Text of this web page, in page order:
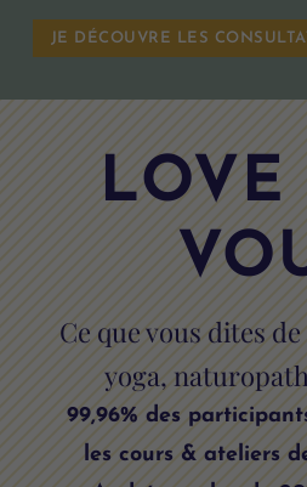
JE DÉCOUVRE LES
LOVE
Ce que vous dites
yoga,
99,96% des
les cours & ateliers